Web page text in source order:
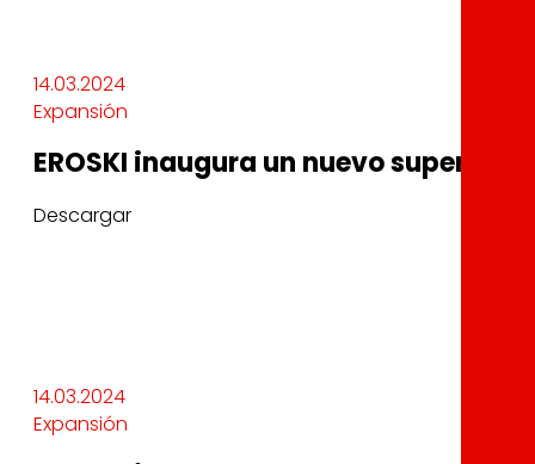
14.03.2024
Expansión
EROSKI inaugura un nuevo
Descargar
14.03.2024
Expansión